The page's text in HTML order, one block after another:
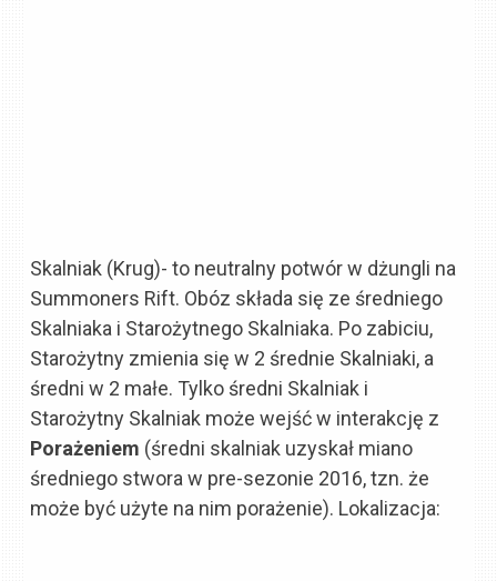
Skalniak (Krug)- to neutralny potwór w dżungli na
Summoners Rift. Obóz składa się ze średniego
Skalniaka i Starożytnego Skalniaka. Po zabiciu,
Starożytny zmienia się w 2 średnie Skalniaki, a
średni w 2 małe. Tylko średni Skalniak i
Starożytny Skalniak może wejść w interakcję z
Porażeniem (średni skalniak uzyskał miano
średniego stwora w pre-sezonie 2016, tzn. że
może być użyte na nim porażenie). Lokalizacja: